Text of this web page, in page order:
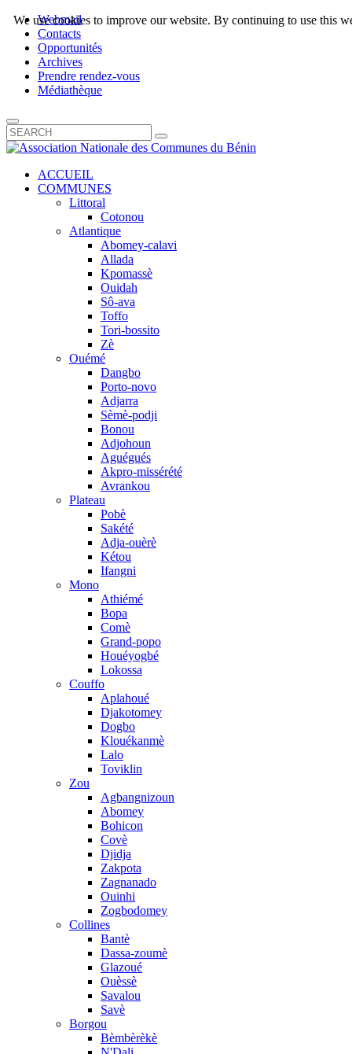
Webmail
Contacts
Opportunités
Archives
Prendre rendez-vous
Médiathèque
ACCUEIL
COMMUNES
Littoral
Cotonou
Atlantique
Abomey-calavi
Allada
Kpomassè
Ouidah
Sô-ava
Toffo
Tori-bossito
Zè
Ouémé
Dangbo
Porto-novo
Adjarra
Sèmè-podji
Bonou
Adjohoun
Aguégués
Akpro-missérété
Avrankou
Plateau
Pobè
Sakété
Adja-ouèrè
Kétou
Ifangni
Mono
Athiémé
Bopa
Comè
Grand-popo
Houéyogbé
Lokossa
Couffo
Aplahoué
Djakotomey
Dogbo
Klouékanmè
Lalo
Toviklin
Zou
Agbangnizoun
Abomey
Bohicon
Covè
Djidja
Zakpota
Zagnanado
Ouinhi
Zogbodomey
Collines
Bantè
Dassa-zoumè
Glazoué
Ouèssè
Savalou
Savè
Borgou
Bèmbèrèkè
We use cookies to improve our website. By continuing to use this